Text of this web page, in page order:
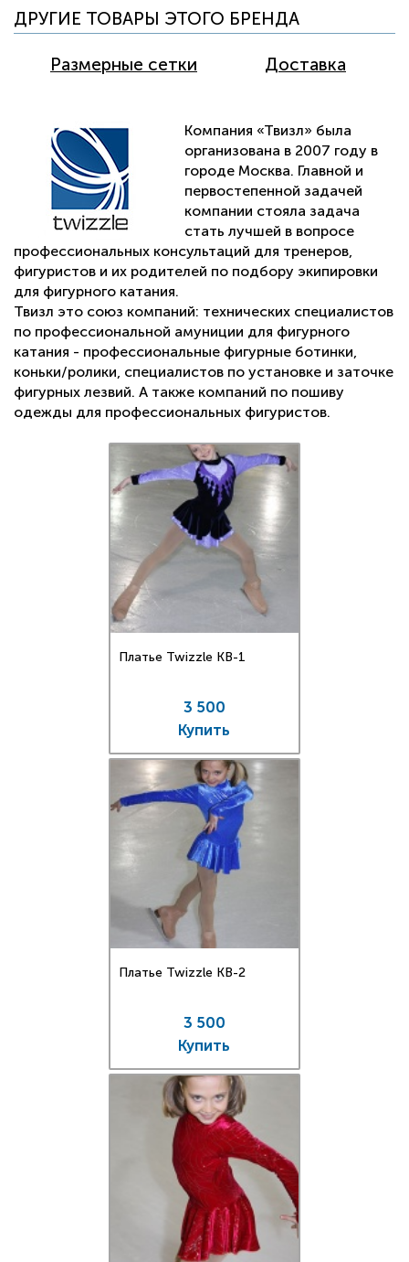
ДРУГИЕ ТОВАРЫ ЭТОГО БРЕНДА
Размерные сетки Доставка
Компания «Твизл» была
организована в 2007 году в
городе Москва. Главной и
первостепенной задачей
компании стояла задача
стать лучшей в вопросе
профессиональных консультаций для тренеров,
фигуристов и их родителей по подбору экипировки
для фигурного катания.
Твизл это союз компаний: технических специалистов
по профессиональной амуниции для фигурного
катания - профессиональные фигурные ботинки,
коньки/ролики, специалистов по установке и заточке
фигурных лезвий. А также компаний по пошиву
одежды для профессиональных фигуристов.
Платье Twizzle КВ-1
3 500
Купить
Платье Twizzle КВ-2
3 500
Купить